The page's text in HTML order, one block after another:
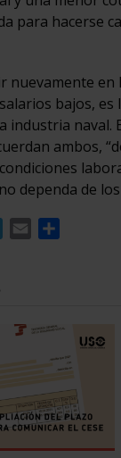
para hacerse
nuevamente
bajos,
industria
ambos,
dependa de
Telegram
Email